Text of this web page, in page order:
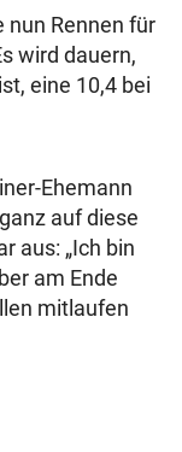
nun Rennen für
wird dauern,
eine 10,4 bei
Ehemann
auf diese
aus: „Ich bin
am Ende
mitlaufen